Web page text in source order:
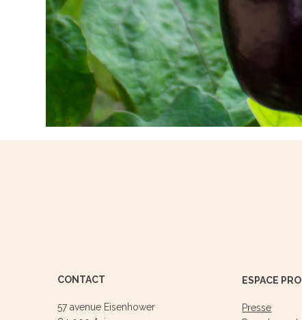
CONTACT
57 avenue Eisenhower
ESPACE PRO
Presse